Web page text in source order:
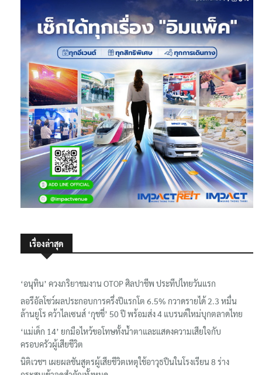
‘อนุทิน’ ควงภริยาชมงาน OTOP ศิลปาชีพ ประทีปไทยวันแรก
ลอรีอัลโชว์ผลประกอบการครึ่งปีแรกโต 6.5% กวาดรายได้ 2.3 หมื่น
ล้านยูโร คว้าไลเซนส์ ‘กุชชี่’ 50 ปี พร้อมส่ง 4 แบรนด์ใหม่บุกตลาดไทย
‘แม่เด็ก 14’ ยกมือไหว้ขอโทษทั้งน้ำตาและแสดงความเสียใจกับ
ครอบครัวผู้เสียชีวิต